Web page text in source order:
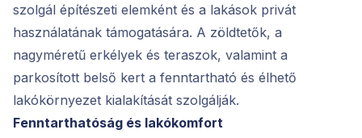
szolgál építészeti elemként és a lakások privát
használatának támogatására. A zöldtetők, a
nagyméretű erkélyek és teraszok, valamint a
parkosított belső kert a fenntartható és élhető
lakókörnyezet kialakítását szolgálják.
Fenntarthatóság és lakókomfort